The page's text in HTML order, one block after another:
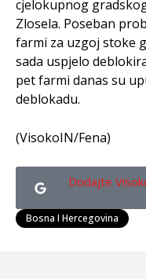
cjelokupnog
Zlosela. Poseban
farmi za uzgoj stoke
sada uspjelo
pet farmi danas su
deblokadu.
(VisokoIN/Fena)
Dodajte
Bosna I Hercegovina